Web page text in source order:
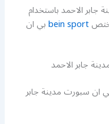
الاحمد باستخدام
bein sportبي ان
جابر الاحمد
ان سبورت مدينة جابر